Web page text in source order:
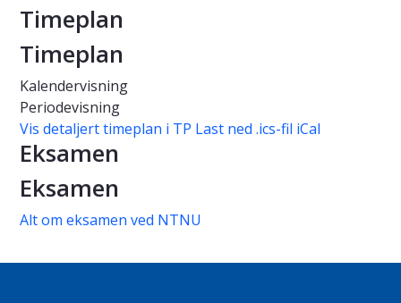
Timeplan
Timeplan
Kalendervisning
Periodevisning
Vis detaljert timeplan i TP Last ned .ics-fil iCal
Eksamen
Eksamen
Alt om eksamen ved NTNU